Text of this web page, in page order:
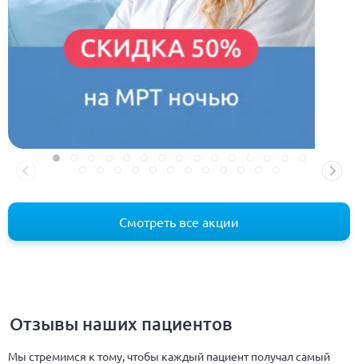
Смотреть все акции
Отзывы наших пациентов
Мы стремимся к тому, чтобы каждый пациент получал самый